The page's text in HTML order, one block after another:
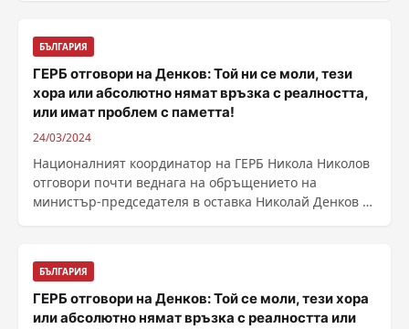
БЪЛГАРИЯ
ГЕРБ отговори на Денков: Той ни се моли, тези
хора или абсолютно нямат връзка с реалността,
или имат проблем с паметта!
24/03/2024
Националният координатор на ГЕРБ Никола Николов
отговори почти веднага на обръщението на
министър-председателя в оставка Николай Денков в
БЪЛГАРИЯ
ГЕРБ отговори на Денков: Той се моли, тези хора
или абсолютно нямат връзка с реалността или